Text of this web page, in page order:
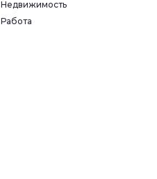
Недвижимость
Работа